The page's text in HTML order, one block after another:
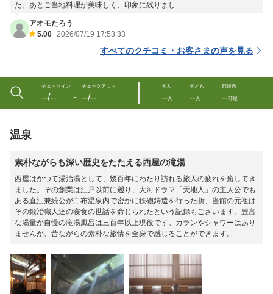
た。あとご当地料理が美味しく、印象に残りまし...
アオモたろう
5.00 2026/07/19 17:53:33
すべてのクチコミ・お客さまの声を見る
チェックイン
--/-- 〜
チェックアウト
--/--
大人
--人
子ども
--人
部屋数
--部屋
温泉
素朴ながらも深い歴史をたたえる西屋の滝湯
西屋はかつて湯治湯として、幾百年にわたり訪れる旅人の疲れを癒してき
ました。その創業は江戸以前に遡り、大河ドラマ「天地人」の主人公でも
ある直江兼続公が白布温泉内で密かに鉄砲鋳造を行った折、当館の元祖は
その鍛冶職人達の寝食の世話を命じられたという記録もございます。豊富
な湯量が自慢の滝湯風呂は三百年以上現役です。カランやシャワーはあり
ませんが、昔ながらの素朴な旅情を全身で感じることができます。